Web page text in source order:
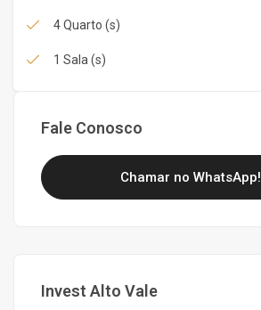
4 Quarto (s)
1 Sala (s)
Fale Conosco
Chamar no WhatsApp!
Invest Alto Vale